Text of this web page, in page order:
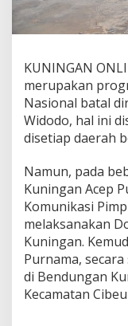
KUNINGAN
merupakan
Nasional batal
Widodo, hal ini
disetiap daerah
Namun, pada
Kuningan Acep
Komunikasi
melaksanakan
Kuningan.
Purnama,
di Bendungan
Kecamatan